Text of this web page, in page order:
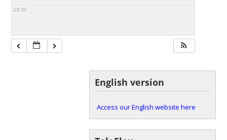
23:00
English version
Access our English website here